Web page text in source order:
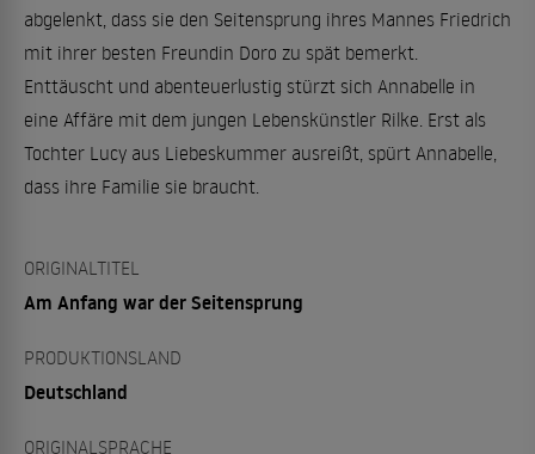
abgelenkt, dass sie den Seitensprung ihres Mannes Friedrich
mit ihrer besten Freundin Doro zu spät bemerkt.
Enttäuscht und abenteuerlustig stürzt sich Annabelle in
eine Affäre mit dem jungen Lebenskünstler Rilke. Erst als
Tochter Lucy aus Liebeskummer ausreißt, spürt Annabelle,
dass ihre Familie sie braucht.
ORIGINALTITEL
Am Anfang war der Seitensprung
PRODUKTIONSLAND
Deutschland
ORIGINALSPRACHE